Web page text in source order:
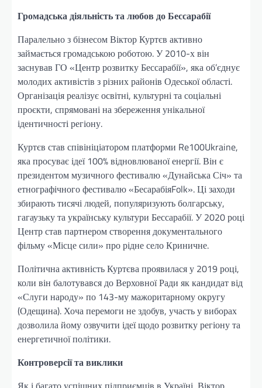
Громадська діяльність та любов до Бессарабії
Паралельно з бізнесом Віктор Куртєв активно
займається громадською роботою. У 2010-х він
заснував ГО «Центр розвитку Бессарабії», яка об’єднує
молодих активістів з різних районів Одеської області.
Організація реалізує освітні, культурні та соціальні
проєкти, спрямовані на збереження унікальної
ідентичності регіону.
Куртєв став співініціатором платформи Re100Ukraine,
яка просуває ідеї 100% відновлюваної енергії. Він є
президентом музичного фестивалю «Дунайська Січ» та
етнографічного фестивалю «БесарабіяFolk». Ці заходи
збирають тисячі людей, популяризують болгарську,
гагаузьку та українську культури Бессарабії. У 2020 році
Центр став партнером створення документального
фільму «Місце сили» про рідне село Криничне.
Політична активність Куртєва проявилася у 2019 році,
коли він балотувався до Верховної Ради як кандидат від
«Слуги народу» по 143-му мажоритарному округу
(Одещина). Хоча перемоги не здобув, участь у виборах
дозволила йому озвучити ідеї щодо розвитку регіону та
енергетичної політики.
Контроверсії та виклики